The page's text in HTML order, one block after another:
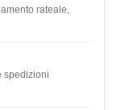
rateale,
spedizioni